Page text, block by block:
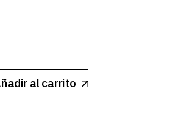
12mm CON 15cm DE CABLE cantidad
al carrito